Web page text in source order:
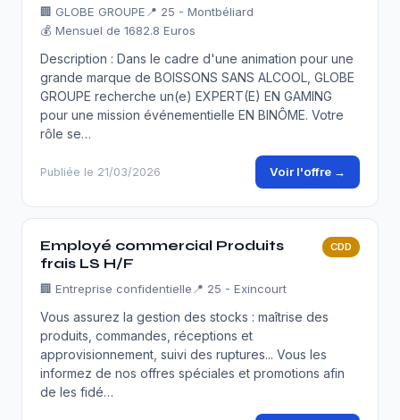
🏢 GLOBE GROUPE 📍 25 - Montbéliard
💰 Mensuel de 1682.8 Euros
Description : Dans le cadre d'une animation pour une
grande marque de BOISSONS SANS ALCOOL, GLOBE
GROUPE recherche un(e) EXPERT(E) EN GAMING
pour une mission événementielle EN BINÔME. Votre
rôle se…
Publiée le 21/03/2026 Voir l'offre →
Employé commercial Produits
frais LS H/F
CDD
🏢 Entreprise confidentielle 📍 25 - Exincourt
Vous assurez la gestion des stocks : maîtrise des
produits, commandes, réceptions et
approvisionnement, suivi des ruptures... Vous les
informez de nos offres spéciales et promotions afin
de les fidé…